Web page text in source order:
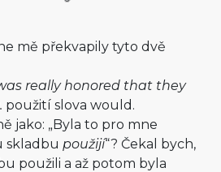
mě překvapily tyto dvě
really honored that they
použití slova would.
jako: „Byla to pro mne
skladbu použijí“? Čekal bych,
použili a až potom byla